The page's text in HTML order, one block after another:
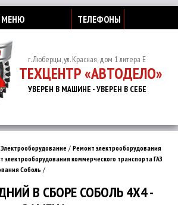
МЕНЮ ТЕЛЕФОНЫ
г. Люберцы, ул. Красная, дом 1 литера Е
ТЕХЦЕНТР «АВТОДЕЛО»
УВЕРЕН В МАШИНЕ - УВЕРЕН В СЕБЕ
Электрооборудование / Ремонт электрооборудования
электрооборудования коммерческого транспорта ГАЗ
Соболь /
В СБОРЕ СОБОЛЬ 4Х4 -